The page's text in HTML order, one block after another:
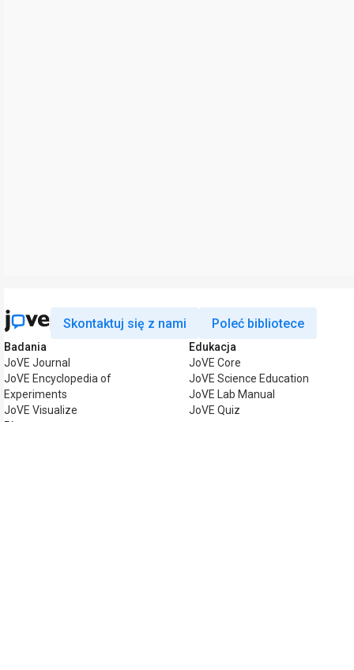
Skontaktuj się z nami Poleć bibliotece
Badania
JoVE Journal
JoVE Encyclopedia of
Experiments
JoVE Visualize
Biznes
Edukacja
JoVE Core
JoVE Science Education
JoVE Lab Manual
JoVE Quiz